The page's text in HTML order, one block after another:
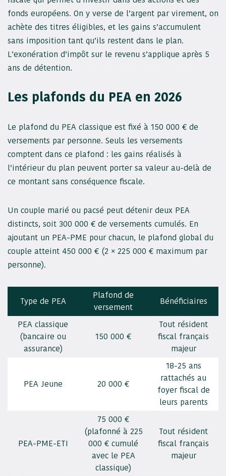
fonds européens. On y verse de l’argent par virement, on
achète des titres éligibles, et les gains s’accumulent
sans imposition tant qu’ils restent dans le plan.
L’exonération d’impôt sur le revenu s’applique après 5
ans de détention.
Les plafonds du PEA en 2026
Le plafond du PEA classique est fixé à 150 000 € de
versements par personne. Seuls les versements
comptent dans ce plafond : les gains réalisés à
l’intérieur du plan peuvent porter sa valeur au-delà de
ce montant sans conséquence fiscale.
Un couple marié ou pacsé peut détenir deux PEA
distincts, soit 300 000 € de versements cumulés. En
ajoutant un PEA-PME pour chacun, le plafond global du
couple atteint 450 000 € (2 × 225 000 € maximum par
personne).
Type de PEA
Plafond de
versement
Bénéficiaires
PEA classique
(bancaire ou
assurance)
150 000 €
Tout résident
fiscal français
majeur
PEA Jeune 20 000 €
18-25 ans
rattachés au
foyer fiscal de
leurs parents
PEA-PME-ETI
75 000 €
(plafonné à 225
000 € cumulé
avec le PEA
classique)
Tout résident
fiscal français
majeur